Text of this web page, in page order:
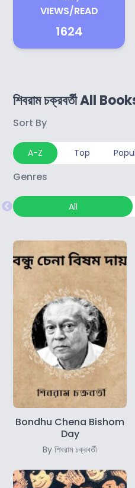
VIEWS/READ
1624
শিবরাম চক্রবর্তী All
Sort By
A-Z Top
Genres
All
Bondhu Chena Bishom
Day
By শিবরাম চক্রবর্তী